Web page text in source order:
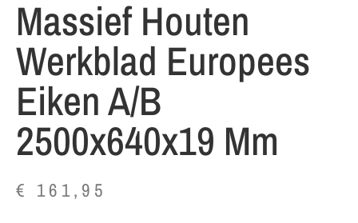
Massief Houten
Werkblad Europees
Eiken A/B
2500x640x19 Mm
€ 161,95